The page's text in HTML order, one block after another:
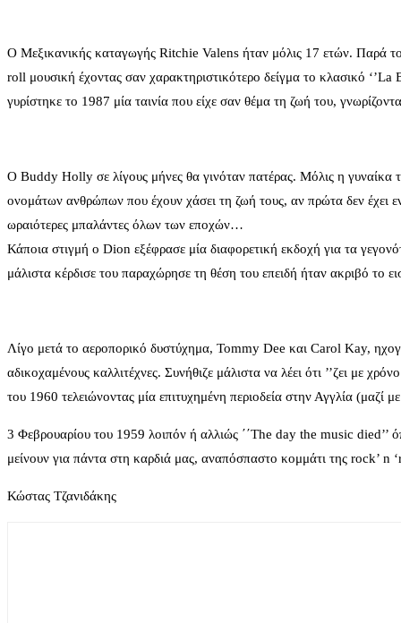
Ο Μεξικανικής καταγωγής Ritchie Valens ήταν μόλις 17 ετών. Παρά το
roll μουσική έχοντας σαν χαρακτηριστικότερο δείγμα το κλασικό
γυρίστηκε το 1987 μία ταινία που είχε σαν θέμα τη ζωή του,
Ο Buddy Holly σε λίγους μήνες θα γινόταν πατέρας. Μόλις η γυναίκα
ονομάτων ανθρώπων που έχουν χάσει τη ζωή τους, αν πρώτα δεν έχει
ωραιότερες μπαλάντες όλων των εποχών…
Κάποια στιγμή ο Dion εξέφρασε μία διαφορετική εκδοχή για τα
μάλιστα κέρδισε του παραχώρησε τη θέση του επειδή ήταν ακριβό το
Λίγο μετά το αεροπορικό δυστύχημα, Tommy Dee και Carol Kay,
αδικοχαμένους καλλιτέχνες. Συνήθιζε μάλιστα να λέει ότι ’’ζει με
του 1960 τελειώνοντας μία επιτυχημένη περιοδεία στην Αγγλία
3 Φεβρουαρίου του 1959 λοιπόν ή αλλιώς ΄΄The day the music died’’
μείνουν για πάντα στη καρδιά μας, αναπόσπαστο κομμάτι της rock’
Κώστας Τζανιδάκης